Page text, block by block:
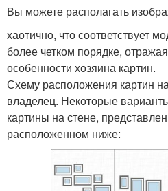
Вы можете располагать
хаотично, что соответствует
более четком порядке,
особенности хозяина картин.
Схему расположения картин
владелец. Некоторые
картины на стене,
расположенном ниже: